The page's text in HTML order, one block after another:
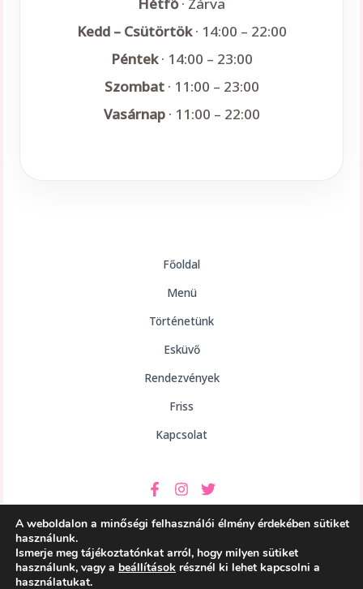
Kedd – Csütörtök· 14:00 – 22:00
Péntek· 14:00 – 23:00
Szombat· 11:00 – 23:00
Vasárnap· 11:00 – 22:00
Főoldal
Menü
Történetünk
Esküvő
Rendezvények
Friss
Kapcsolat
Copyright © 2026 aHely Étterem
A weboldalon a minőségi felhasználói élmény érdekében sütiket
használunk.
Ismerje meg tájékoztatónkat arról, hogy milyen sütiket
használunk, vagy a beállítások résznél ki lehet kapcsolni a
használatukat.